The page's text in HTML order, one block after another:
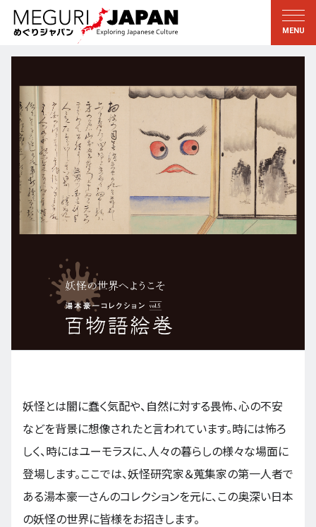
地域をめぐる
関東
江戸・東京
甲信越
北陸
東海
京都・奈良
中国・四国
文化をめぐる
伝承
自然
EN ZH KO ES
妖怪とは闇に蠢く気配や、自然に対する畏怖、心の不安
などを背景に想像されたと言われています。時には怖ろ
しく、時にはユーモラスに、人々の暮らしの様々な場面に
登場します。ここでは、妖怪研究家＆蒐集家の第一人者で
ある湯本豪一さんのコレクションを元に、この奥深い日本
の妖怪の世界に皆様をお招きします。